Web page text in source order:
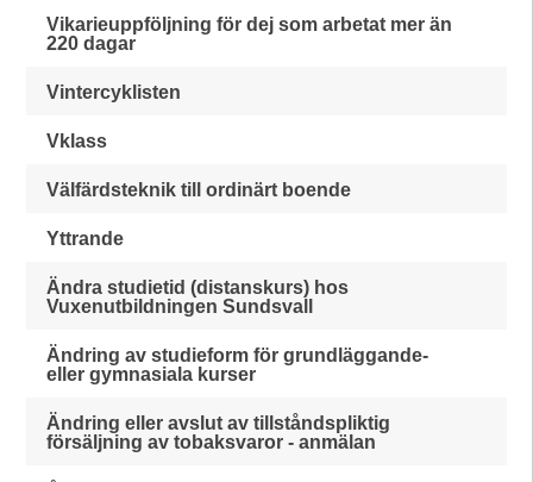
Vikarieuppföljning för dej som arbetat mer än
220 dagar
Vintercyklisten
Vklass
Välfärdsteknik till ordinärt boende
Yttrande
Ändra studietid (distanskurs) hos
Vuxenutbildningen Sundsvall
Ändring av studieform för grundläggande-
eller gymnasiala kurser
Ändring eller avslut av tillståndspliktig
försäljning av tobaksvaror - anmälan